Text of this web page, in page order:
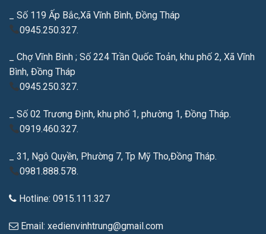
_ Số 119 Ấp Bắc,Xã Vĩnh Bình, Đồng Tháp
0945.250.327.
_ Chợ Vĩnh Bình ; Số 224 Trần Quốc Toản, khu phố 2, Xã Vĩnh
Bình, Đồng Tháp
0945.250.327.
_ Số 02 Trương Định, khu phố 1, phường 1, Đồng Tháp.
0919.460.327.
_ 31, Ngô Quyền, Phường 7, Tp Mỹ Tho,Đồng Tháp.
0981.888.578.
Hotline: 0915.111.327
Email: xedienvinhtrung@gmail.com